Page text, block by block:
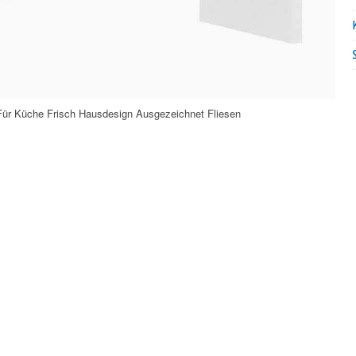
Küche Frisch Hausdesign Ausgezeichnet Fliesen